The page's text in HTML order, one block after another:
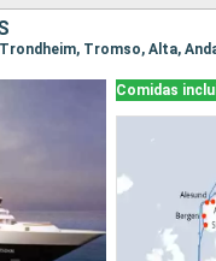
Tromso, Alta,
Comidas